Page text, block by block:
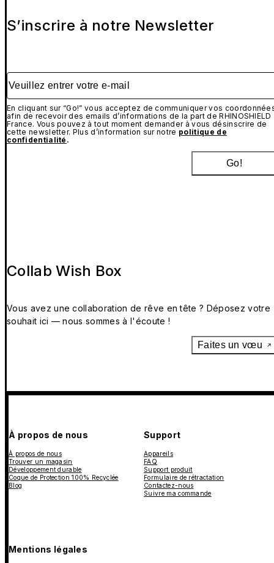
S’inscrire à notre Newsletter
Veuillez entrer votre e-mail
En cliquant sur “Go!” vous acceptez de communiquer vos
afin de recevoir des emails d’informations de la part de RHINOSHIELD
France. Vous pouvez à tout moment demander à vous désinscrire de
cette newsletter. Plus d’information sur notre politique de
confidentialité .
Go!
Collab Wish Box
Vous avez une collaboration de rêve en tête ? Déposez votre
souhait ici — nous sommes à l'écoute !
Faites un vœu
À propos de nous
À propos de nous
Trouver un magasin
Développement durable
Coque de Protection 100% Recyclée
Blog
Support
Appareils
FAQ
Support produit
Formulaire de rétractation
Contactez-nous
Suivre ma commande
Mentions légales